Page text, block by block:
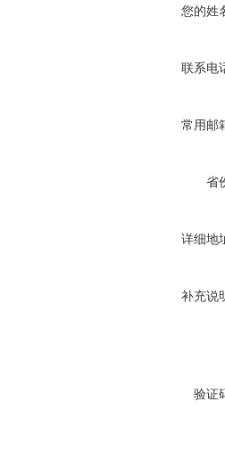
您的姓
联系电
常用邮
省
详细地
补充说
验证